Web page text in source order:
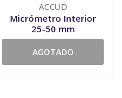
ACCUD
Micrómetro Interior
25-50 mm
AGOTADO